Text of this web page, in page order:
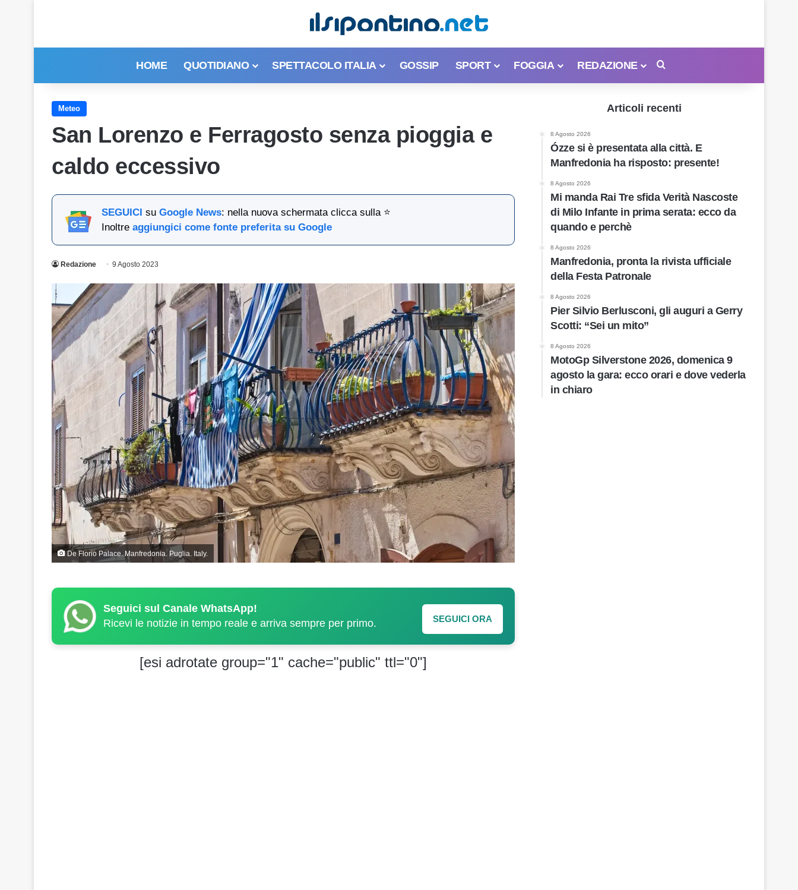
HOME QUOTIDIANO SPETTACOLO ITALIA GOSSIP SPORT FOGGIA REDAZIONE
Meteo
San Lorenzo e Ferragosto senza pioggia e
caldo eccessivo
SEGUICI su Google News: nella nuova schermata clicca sulla ⭐
Inoltre aggiungici come fonte preferita su Google
Redazione 9 Agosto 2023
De Florio Palace. Manfredonia. Puglia. Italy.
Seguici sul Canale WhatsApp!
Ricevi le notizie in tempo reale e arriva sempre per primo.
SEGUICI ORA
[esi adrotate group="1" cache="public" ttl="0"]
Articoli recenti
8 Agosto 2026
Ózze si è presentata alla città. E
Manfredonia ha risposto: presente!
8 Agosto 2026
Mi manda Rai Tre sfida Verità Nascoste
di Milo Infante in prima serata: ecco da
quando e perchè
8 Agosto 2026
Manfredonia, pronta la rivista ufficiale
della Festa Patronale
8 Agosto 2026
Pier Silvio Berlusconi, gli auguri a Gerry
Scotti: “Sei un mito”
8 Agosto 2026
MotoGp Silverstone 2026, domenica 9
agosto la gara: ecco orari e dove vederla
in chiaro